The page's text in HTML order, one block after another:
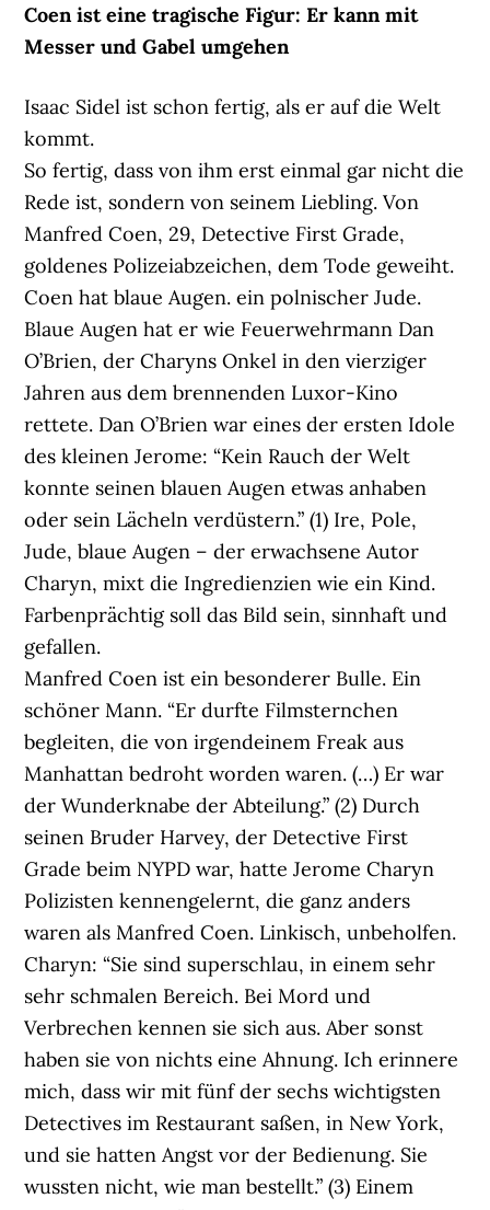
Coen ist eine tragische Figur: Er kann mit
Messer und Gabel umgehen
Isaac Sidel ist schon fertig, als er auf die Welt
kommt.
So fertig, dass von ihm erst einmal gar nicht die
Rede ist, sondern von seinem Liebling. Von
Manfred Coen, 29, Detective First Grade,
goldenes Polizeiabzeichen, dem Tode geweiht.
Coen hat blaue Augen. ein polnischer Jude.
Blaue Augen hat er wie Feuerwehrmann Dan
O’Brien, der Charyns Onkel in den vierziger
Jahren aus dem brennenden Luxor-Kino
rettete. Dan O’Brien war eines der ersten Idole
des kleinen Jerome: “Kein Rauch der Welt
konnte seinen blauen Augen etwas anhaben
oder sein Lächeln verdüstern.” (1) Ire, Pole,
Jude, blaue Augen – der erwachsene Autor
Charyn, mixt die Ingredienzien wie ein Kind.
Farbenprächtig soll das Bild sein, sinnhaft und
gefallen.
Manfred Coen ist ein besonderer Bulle. Ein
schöner Mann. “Er durfte Filmsternchen
begleiten, die von irgendeinem Freak aus
Manhattan bedroht worden waren. (…) Er war
der Wunderknabe der Abteilung.” (2) Durch
seinen Bruder Harvey, der Detective First
Grade beim NYPD war, hatte Jerome Charyn
Polizisten kennengelernt, die ganz anders
waren als Manfred Coen. Linkisch, unbeholfen.
Charyn: “Sie sind superschlau, in einem sehr
sehr schmalen Bereich. Bei Mord und
Verbrechen kennen sie sich aus. Aber sonst
haben sie von nichts eine Ahnung. Ich erinnere
mich, dass wir mit fünf der sechs wichtigsten
Detectives im Restaurant saßen, in New York,
und sie hatten Angst vor der Bedienung. Sie
wussten nicht, wie man bestellt.” (3) Einem